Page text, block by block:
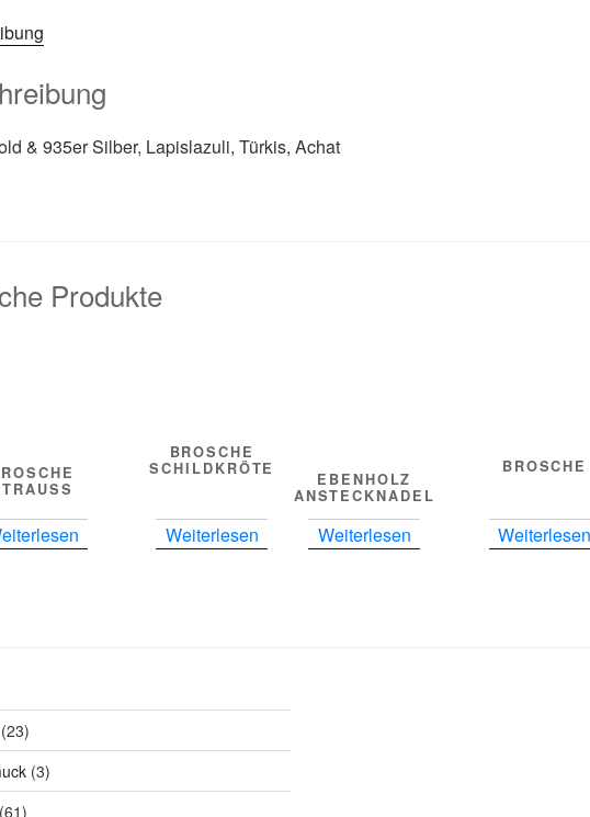
& 935er Silber, Lapislazuli, Türkis, Achat
Produkte
BROSCHE
SCHILDKRÖTE
Weiterlesen
EBENHOLZ
ANSTECKNADEL
Weiterlesen
BROSCHE
Weiterlesen
2323
Produkte
33
Produkte
6161